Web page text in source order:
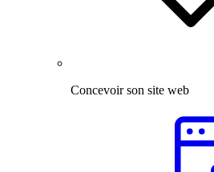
Concevoir son site web